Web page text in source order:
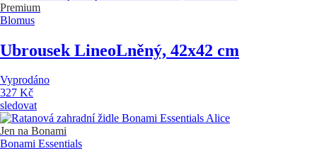
Premium
Blomus
Ubrousek LineoLněný, 42x42 cm
Vyprodáno
327 Kč
sledovat
Jen na Bonami
Bonami Essentials